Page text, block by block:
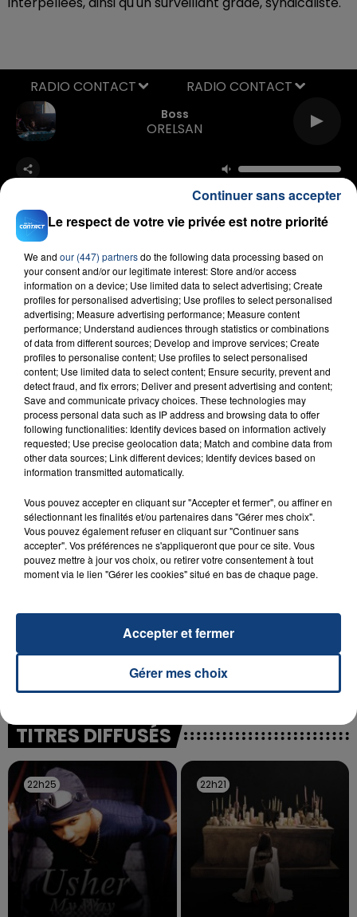
Boss
ORELSAN
RADIO CONTACT
FIL D'ACTU
23 juillet 2026
INCENDIE MORTEL À LENS : UNE FEMME ET
SON BÉBÉ ENTRE LA VIE ET LA...
Un homme s'est immolé par le feu après avoir
aspergé sa compagne et leur bébé de trois mois
d'un liquide inflammable.
UNE ADOLESCENTE DEVANT SE FAIRE
OPÉRER DE LA CHEVILLE RESSORT DE LA...
excuses.
TITRES DIFFUSÉS
22h25
22h25 22h21
22h21
Le respect de votre vie privée est notre priorité
We and our (447) partnersdo the following data processing based on
your consent and/or our legitimate interest: Store and/or access
information on a device; Use limited data to select advertising; Create
profiles for personalised advertising; Use profiles to select personalised
advertising; Measure advertising performance; Measure content
performance; Understand audiences through statistics or combinations
of data from different sources; Develop and improve services; Create
profiles to personalise content; Use profiles to select personalised
content; Use limited data to select content; Ensure security, prevent and
detect fraud, and fix errors; Deliver and present advertising and content;
Save and communicate privacy choices. These technologies may
process personal data such as IP address and browsing data to offer
following functionalities: Identify devices based on information actively
requested; Use precise geolocation data; Match and combine data from
other data sources; Link different devices; Identify devices based on
information transmitted automatically.
Vous pouvez accepter en cliquant sur "Accepter et fermer", ou affiner en
sélectionnant les finalités et/ou partenaires dans "Gérer mes choix".
Vous pouvez également refuser en cliquant sur "Continuer sans
accepter". Vos préférences ne s'appliqueront que pour ce site. Vous
pouvez mettre à jour vos choix, ou retirer votre consentement à tout
moment via le lien "Gérer les cookies" situé en bas de chaque page.
Gérer mes choix
Accepter et fermer
Continuer sans accepter